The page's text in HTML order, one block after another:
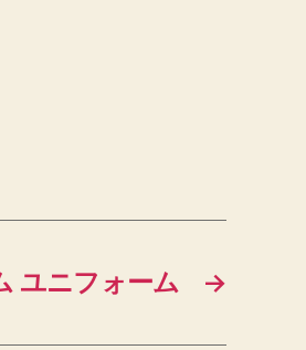
→
ユニフォーム